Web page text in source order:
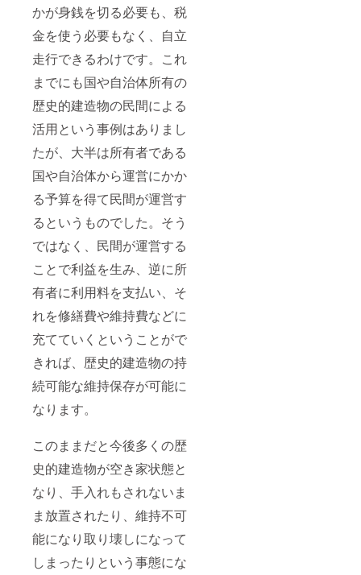
かが身銭を切る必要も、税
金を使う必要もなく、自立
走行できるわけです。これ
までにも国や自治体所有の
歴史的建造物の民間による
活用という事例はありまし
たが、大半は所有者である
国や自治体から運営にかか
る予算を得て民間が運営す
るというものでした。そう
ではなく、民間が運営する
ことで利益を生み、逆に所
有者に利用料を支払い、そ
れを修繕費や維持費などに
充てていくということがで
きれば、歴史的建造物の持
続可能な維持保存が可能に
なります。
このままだと今後多くの歴
史的建造物が空き家状態と
なり、手入れもされないま
ま放置されたり、維持不可
能になり取り壊しになって
しまったりという事態にな